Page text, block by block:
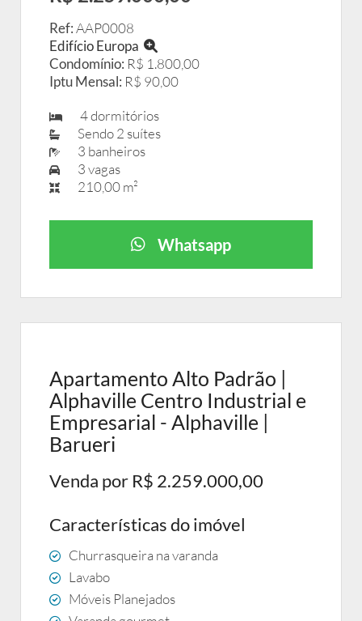
Ref:AAP0008
Edifício Europa
Condomínio: R$ 1.800,00
Iptu Mensal: R$ 90,00
4 dormitórios
Sendo 2 suítes
3 banheiros
3 vagas
210,00 m²
Whatsapp
Apartamento Alto Padrão |
Alphaville Centro Industrial e
Empresarial - Alphaville |
Barueri
Venda por R$ 2.259.000,00
Características do imóvel
Churrasqueira na varanda
Lavabo
Móveis Planejados